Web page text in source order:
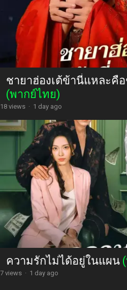
ชายาฮ่องเต้ข้านี่แหละคื
(พากย์ไทย)
18 views · 1 day ago
ความรักไม่ได้อยู่ในแผน
7 views · 1 day ago